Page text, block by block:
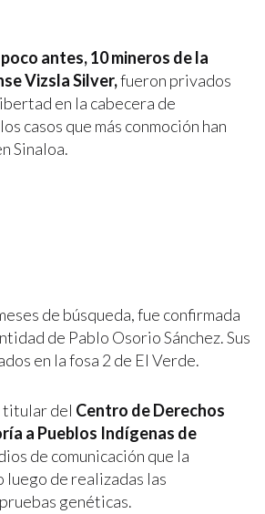
antes, 10 mineros de la
Vizsla Silver,fueron privados
en la cabecera de
casos que más conmoción han
Sinaloa.
de búsqueda, fue confirmada
de Pablo Osorio Sánchez. Sus
en la fosa 2 de El Verde.
titular del Centro de Derechos
a Pueblos Indígenas de
de comunicación que la
luego de realizadas las
genéticas.